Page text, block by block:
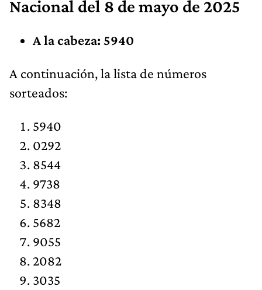
Nacional del 8 de mayo de 2025
A la cabeza: 5940
​​A continuación, la lista de números
sorteados:
5940
0292
8544
9738
8348
5682
9055
2082
3035